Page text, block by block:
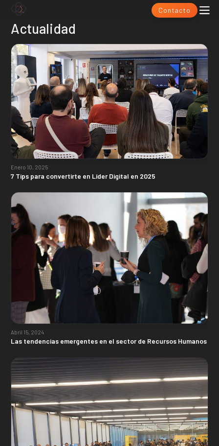
Contacto
Actualidad
Enero 10, 2025
7 Tips para convertirte en Líder Digital en 2025
Abril 15, 2024
Las tendencias emergentes en el sector de Recursos Humanos